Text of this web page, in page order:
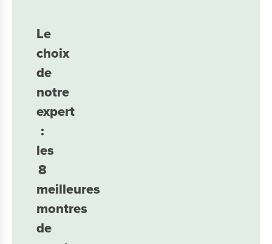
Le
choix
de
notre
expert
:
les
8
meilleures
montres
de